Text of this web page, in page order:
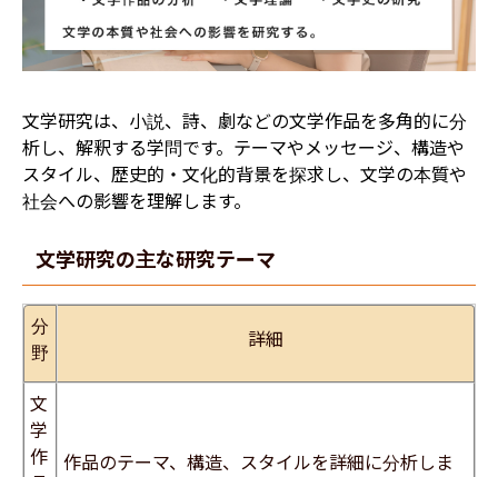
文学研究は、小説、詩、劇などの文学作品を多角的に分
析し、解釈する学問です。テーマやメッセージ、構造や
スタイル、歴史的・文化的背景を探求し、文学の本質や
社会への影響を理解します。
​​文学研究の主な研究テーマ
分
野
詳細
文
学
作 作品のテーマ、構造、スタイルを詳細に分析しま